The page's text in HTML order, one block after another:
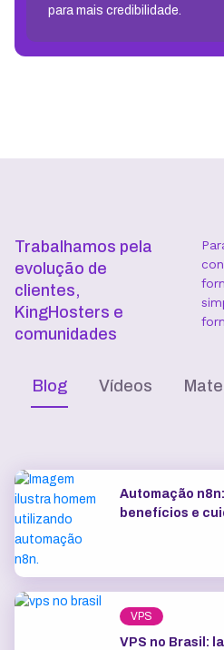
para mais credibilidade.
Trabalhamos pela
evolução de
clientes,
KingHosters e
comunidades
Blog Vídeos
Automação
benefícios e
VPS
VPS no Brasil: